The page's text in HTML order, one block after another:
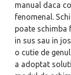
manual daca
fenomenal.
poate schimba
in sus sau in
o cutie de
a adoptat